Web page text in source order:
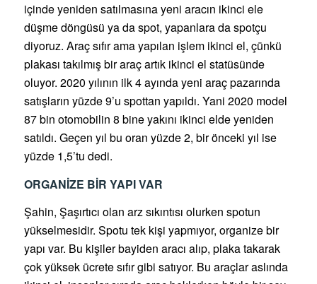
içinde yeniden satılmasına yeni aracın ikinci ele
düşme döngüsü ya da spot, yapanlara da spotçu
diyoruz. Araç sıfır ama yapılan işlem ikinci el, çünkü
plakası takılmış bir araç artık ikinci el statüsünde
oluyor. 2020 yılının ilk 4 ayında yeni araç pazarında
satışların yüzde 9’u spottan yapıldı. Yani 2020 model
87 bin otomobilin 8 bine yakını ikinci elde yeniden
satıldı. Geçen yıl bu oran yüzde 2, bir önceki yıl ise
yüzde 1,5’tu dedi.
ORGANİZE BİR YAPI VAR
Şahin, Şaşırtıcı olan arz sıkıntısı olurken spotun
yükselmesidir. Spotu tek kişi yapmıyor, organize bir
yapı var. Bu kişiler bayiden aracı alıp, plaka takarak
çok yüksek ücrete sıfır gibi satıyor. Bu araçlar aslında